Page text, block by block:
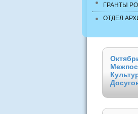
ГРАНТЫ
ОТДЕЛ